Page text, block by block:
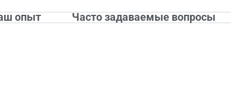
опыт Часто задаваемые вопросы